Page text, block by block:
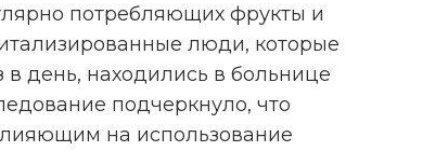
потребляющих фрукты и
люди, которые
день, находились в больнице
подчеркнуло, что
на использование